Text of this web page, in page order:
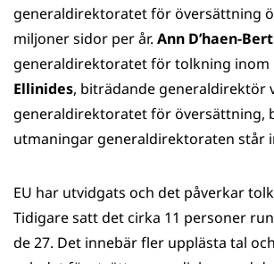
generaldirektoratet för översättning
miljoner sidor per år. Ann D’haen-
generaldirektoratet för tolkning inom
Ellinides, biträdande generaldirektör
generaldirektoratet för översättning,
utmaningar generaldirektoraten står
EU har utvidgats och det påverkar
Tidigare satt det cirka 11 personer
de 27. Det innebär fler upplästa tal